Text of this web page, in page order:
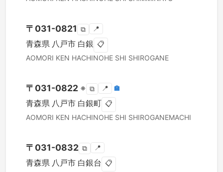
〒 031-0821 ⧉ 📍
青森県 八戸市 白銀 📋
AOMORI KEN HACHINOHE SHI SHIROGANE
〒 031-0822 ※ ⧉ 📍 🏣
青森県 八戸市 白銀町 📋
AOMORI KEN HACHINOHE SHI SHIROGANEMACHI
〒 031-0832 ⧉ 📍
青森県 八戸市 白銀台 📋